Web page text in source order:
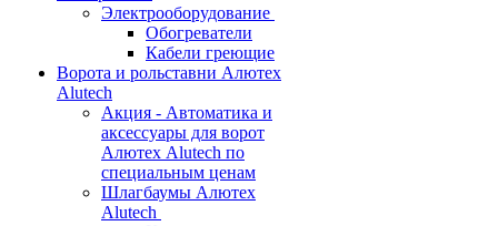
Электрооборудование
Обогреватели
Кабели греющие
Ворота и рольставни Алютех
Alutech
Акция - Автоматика и
аксессуары для ворот
Алютех Alutech по
специальным ценам
Шлагбаумы Алютех
Alutech